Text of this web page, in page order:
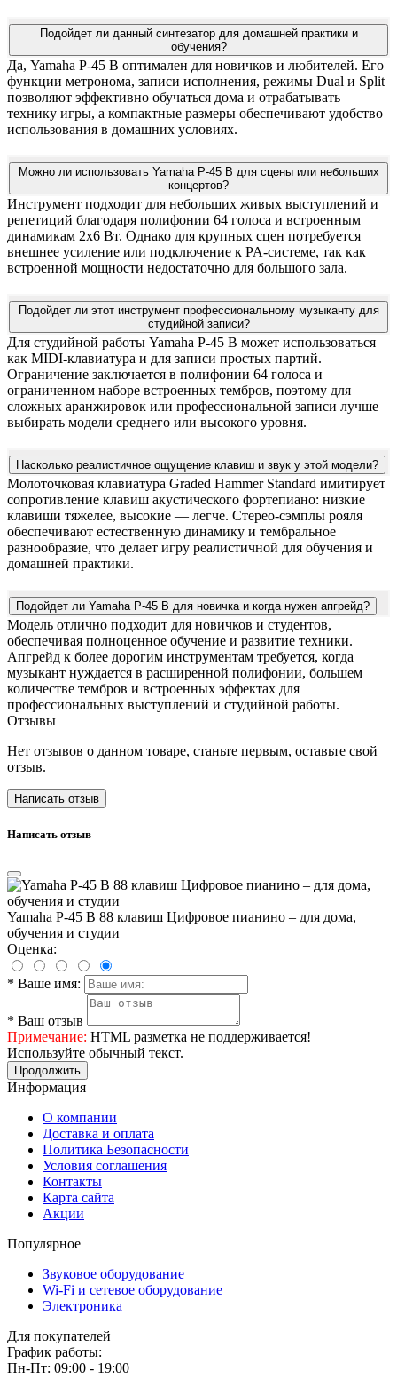
Подойдет ли данный синтезатор для домашней практики и
обучения?
Да, Yamaha P-45 B оптимален для новичков и любителей. Его
функции метронома, записи исполнения, режимы Dual и Split
позволяют эффективно обучаться дома и отрабатывать
технику игры, а компактные размеры обеспечивают удобство
использования в домашних условиях.
Можно ли использовать Yamaha P-45 B для сцены или небольших
концертов?
Инструмент подходит для небольших живых выступлений и
репетиций благодаря полифонии 64 голоса и встроенным
динамикам 2x6 Вт. Однако для крупных сцен потребуется
внешнее усиление или подключение к PA-системе, так как
встроенной мощности недостаточно для большого зала.
Подойдет ли этот инструмент профессиональному музыканту для
студийной записи?
Для студийной работы Yamaha P-45 B может использоваться
как MIDI-клавиатура и для записи простых партий.
Ограничение заключается в полифонии 64 голоса и
ограниченном наборе встроенных тембров, поэтому для
сложных аранжировок или профессиональной записи лучше
выбирать модели среднего или высокого уровня.
Насколько реалистичное ощущение клавиш и звук у этой модели?
Молоточковая клавиатура Graded Hammer Standard имитирует
сопротивление клавиш акустического фортепиано: низкие
клавиши тяжелее, высокие — легче. Стерео-сэмплы рояля
обеспечивают естественную динамику и тембральное
разнообразие, что делает игру реалистичной для обучения и
домашней практики.
Подойдет ли Yamaha P-45 B для новичка и когда нужен апгрейд?
Модель отлично подходит для новичков и студентов,
обеспечивая полноценное обучение и развитие техники.
Апгрейд к более дорогим инструментам требуется, когда
музыкант нуждается в расширенной полифонии, большем
количестве тембров и встроенных эффектах для
профессиональных выступлений и студийной работы.
Отзывы
Нет отзывов о данном товаре, станьте первым, оставьте свой
отзыв.
Написать отзыв
Написать отзыв
Yamaha P-45 B 88 клавиш Цифровое пианино – для дома,
обучения и студии
Оценка:
* Ваше имя:
* Ваш отзыв
Примечание: HTML разметка не поддерживается!
Используйте обычный текст.
Продолжить
Информация
О компании
Доставка и оплата
Политика Безопасности
Условия соглашения
Контакты
Карта сайта
Акции
Популярное
Звуковое оборудование
Wi-Fi и сетевое оборудование
Электроника
Для покупателей
График работы:
Пн-Пт: 09:00 - 19:00